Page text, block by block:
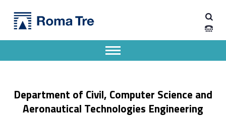
Modulo di base I “La conoscenza e la tutela del patrimonio culturale attraverso l’analisi di casi studio” - Dipartimento di Ingegneria Civile, Informatica e delle Tecnologie Aeronautiche
Department of Civil, Computer Science and
Aeronautical Technologies Engineering
Apri il menu secondario
Header info sidebar